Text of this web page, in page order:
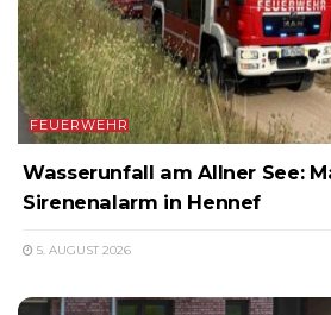
FEUERWEHR
Wasserunfall am Allner See:
Sirenenalarm in Hennef
5. AUGUST 2026